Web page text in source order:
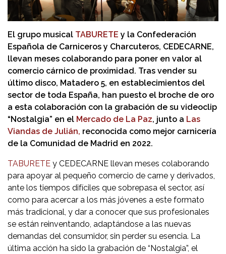
El grupo musical TABURETE y la Confederación
Española de Carniceros y Charcuteros, CEDECARNE,
llevan meses colaborando para poner en valor al
comercio cárnico de proximidad. Tras vender su
último disco, Matadero 5, en establecimientos del
sector de toda España, han puesto el broche de oro
a esta colaboración con la grabación de su videoclip
“Nostalgia” en el Mercado de La Paz, junto a Las
Viandas de Julián, reconocida como mejor carnicería
de la Comunidad de Madrid en 2022.
TABURETE y CEDECARNE llevan meses colaborando
para apoyar al pequeño comercio de carne y derivados,
ante los tiempos difíciles que sobrepasa el sector, así
como para acercar a los más jóvenes a este formato
más tradicional, y dar a conocer que sus profesionales
se están reinventando, adaptándose a las nuevas
demandas del consumidor, sin perder su esencia. La
última acción ha sido la grabación de “Nostalgia”, el